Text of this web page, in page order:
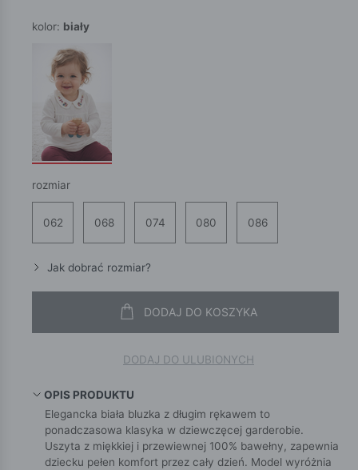
kolor: biały
rozmiar
062 068 074 080 086
Jak dobrać rozmiar?
DODAJ DO KOSZYKA
DODAJ DO ULUBIONYCH
OPIS PRODUKTU
Elegancka biała bluzka z długim rękawem to
ponadczasowa klasyka w dziewczęcej garderobie.
Uszyta z miękkiej i przewiewnej 100% bawełny, zapewnia
dziecku pełen komfort przez cały dzień. Model wyróżnia